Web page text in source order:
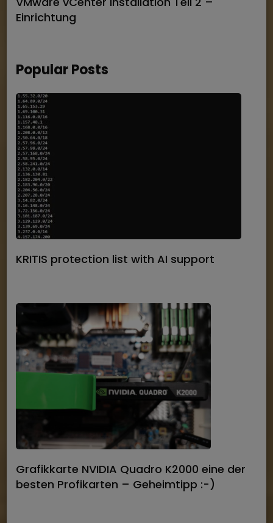
Einrichtung
Popular Posts
KRITIS protection list with AI support
Grafikkarte NVIDIA Quadro K2000 eine der
besten Profikarten – Geheimtipp :-)